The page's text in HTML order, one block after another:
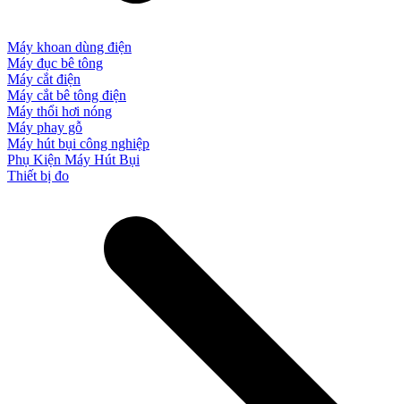
Máy khoan dùng điện
Máy đục bê tông
Máy cắt điện
Máy cắt bê tông điện
Máy thổi hơi nóng
Máy phay gỗ
Máy hút bụi công nghiệp
Phụ Kiện Máy Hút Bụi
Thiết bị đo